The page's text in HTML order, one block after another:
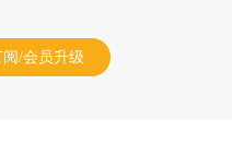
阅/会员升级